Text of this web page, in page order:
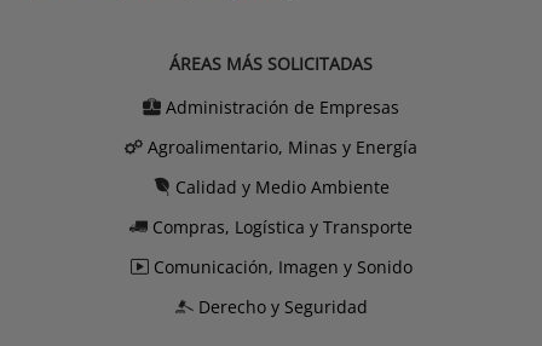
ÁREAS MÁS SOLICITADAS
Administración de Empresas
Agroalimentario, Minas y Energía
Calidad y Medio Ambiente
Compras, Logística y Transporte
Comunicación, Imagen y Sonido
Derecho y Seguridad